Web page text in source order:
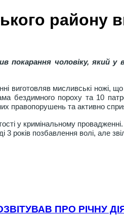
району
покарання чоловіку, який
виготовляв мисливські ножі,
бездимного пороху та 10
правопорушень та активно
у кримінальному
3 років позбавлення волі, але
ПРО РІЧНУ